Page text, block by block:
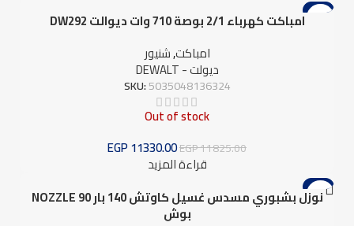
-4% امباكت كهرباء 2/1 بوصة 710 وات ديوالت DW292
امباكت,شنيور
ديولت - DEWALT
SKU:5035048136324
Out of stock
EGP11825.00
EGP11330.00
قراءة المزيد
-1% نوزل بشبوري مسدس غسيل كاوتش 140 بار NOZZLE 90
بوش